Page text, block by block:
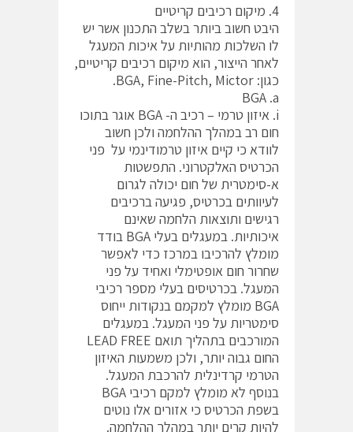
4. מיקום רכיבים קריטיים
היבט חשוב ביותר בשלב התכנון אשר יש
לו השלכות מהותיות על איכות המעגל
לאחר הייצור, הוא מיקום רכיבים קריטיים,
כגון: BGA, Fine-Pitch, Mictor.
BGA .a
i. איזון טרמי – רכיב ה- BGA אוגר בתוכו
חום רב במהלך ההלחמה ולכן חשוב
לוודא כי קיים איזון טרמודינמי על פני
הכרטיס האלקטרוני. התפשטות
א-סימטרית של חום יכולה לגרום
לעיוותים בכרטיס, פגיעה ברכיבים
רגישים ותוצאות הלחמה שאינם
איכותיות. במעגלים בעלי BGA בודד
מומלץ להרכיבו במרכז כדי לאפשר
שחרור חום אופטימלי ואחיד על פני
המעגל. בכרטיסים בעלי מספר רכיבי
BGA מומלץ למקמם בנקודות ייחוס
סימטריות על פני המעגל. במעגלים
המורכבים בתהליך תואם LEAD FREE
החום גבוה יותר, ולכן משמעות האיזון
הטרמי קרדינלית להרכבת המעגל.
בנוסף לא מומלץ למקם רכיבי BGA
בשפת הכרטיס כי אזורים אלו נוטים
להיות קרים יותר במהלך ההלחמה.